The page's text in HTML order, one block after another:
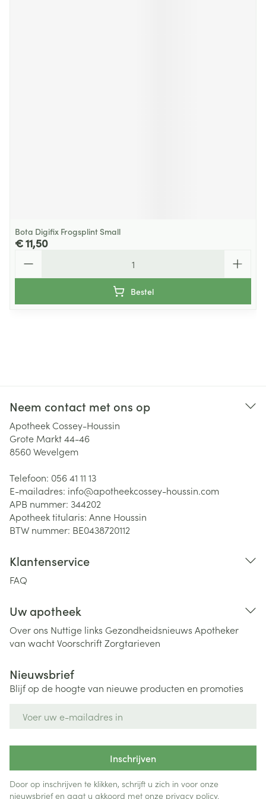
Bota Digifix Frogsplint Small
€ 11,50
Bestel
Neem contact met ons op
Apotheek Cossey-Houssin
Grote Markt 44-46
8560Wevelgem
Telefoon: 056 41 11 13
E-mailadres: info@apotheekcossey-houssin.com
APB nummer: 344202
Apotheek titularis: Anne Houssin
BTW nummer: BE0438720112
Klantenservice
FAQ
Uw apotheek
Over ons Nuttige links Gezondheidsnieuws Apotheker
van wachtVoorschriftZorgtarieven
Nieuwsbrief
Blijf op de hoogte van nieuwe producten en promoties
Inschrijven
Door op inschrijven te klikken, schrijft u zich in voor onze
nieuwsbrief en gaat u akkoord met onze privacy policy.